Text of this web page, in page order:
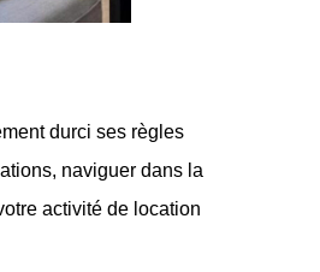
durci ses règles
naviguer dans la
activité de location